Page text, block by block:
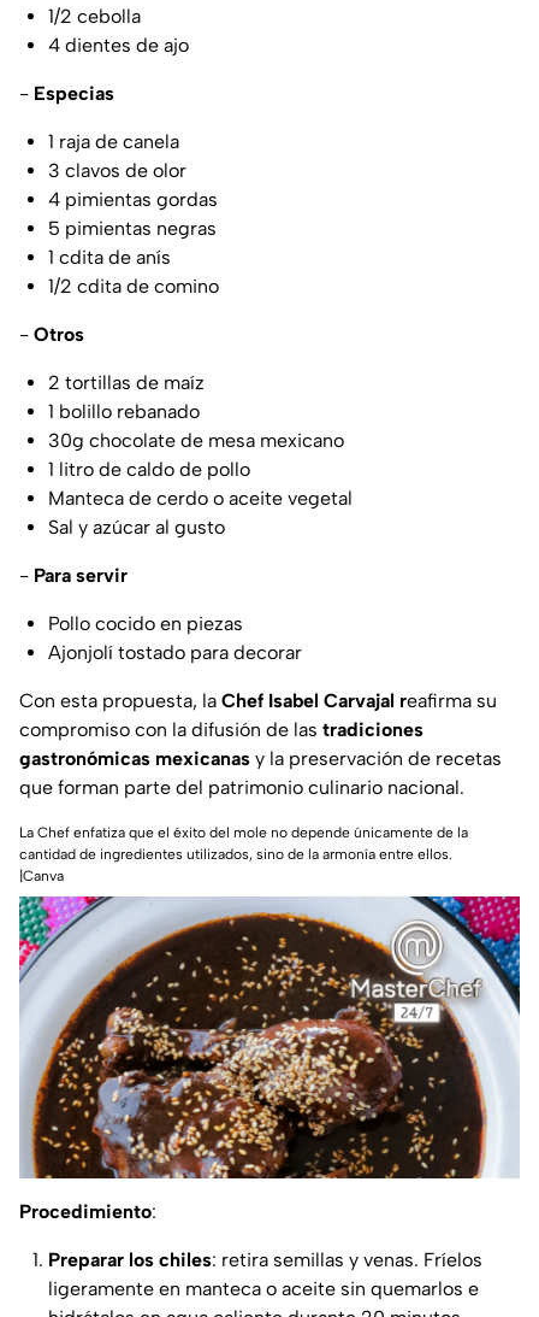
1/2 cebolla
4 dientes de ajo
- Especias
1 raja de canela
3 clavos de olor
4 pimientas gordas
5 pimientas negras
1 cdita de anís
1/2 cdita de comino
- Otros
2 tortillas de maíz
1 bolillo rebanado
30g chocolate de mesa mexicano
1 litro de caldo de pollo
Manteca de cerdo o aceite vegetal
Sal y azúcar al gusto
- Para servir
Pollo cocido en piezas
Ajonjolí tostado para decorar
Con esta propuesta, la Chef Isabel Carvajal reafirma su
compromiso con la difusión de las tradiciones
gastronómicas mexicanas y la preservación de recetas
que forman parte del patrimonio culinario nacional.
La Chef enfatiza que el éxito del mole no depende únicamente de la
cantidad de ingredientes utilizados, sino de la armonía entre ellos.
|Canva
Procedimiento:
Preparar los chiles: retira semillas y venas. Fríelos
ligeramente en manteca o aceite sin quemarlos e